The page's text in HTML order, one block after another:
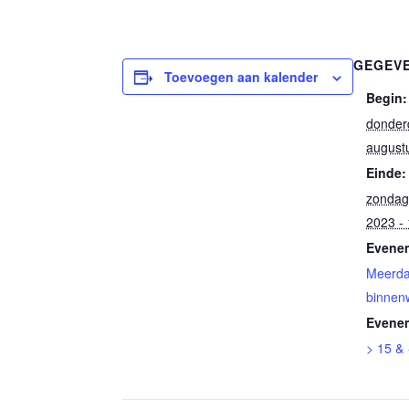
Toevoegen aan kalender
Begin:
Einde:
2023 -
> 15 &